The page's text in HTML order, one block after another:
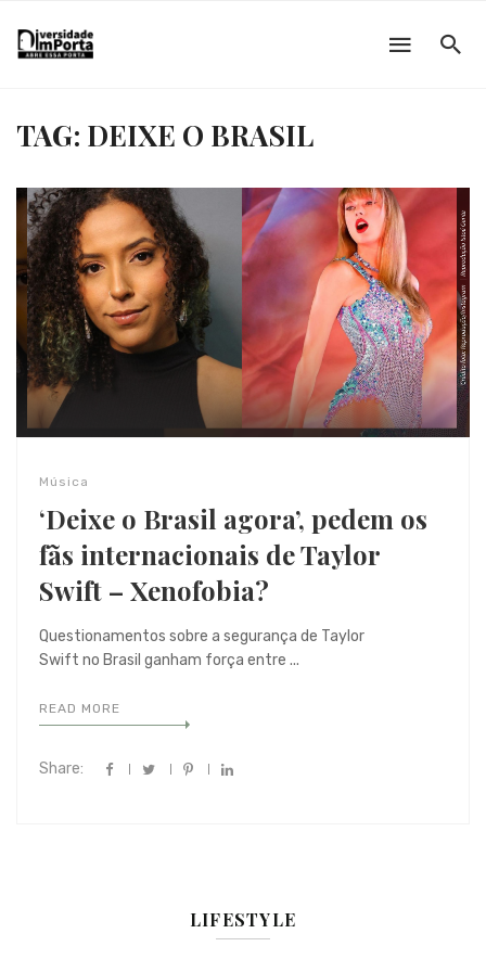
TAG: DEIXE O BRASIL
Música
‘Deixe o Brasil agora’, pedem os
fãs internacionais de Taylor
Swift – Xenofobia?
Questionamentos sobre a segurança de Taylor
Swift no Brasil ganham força entre ...
READ MORE
Share:
LIFESTYLE